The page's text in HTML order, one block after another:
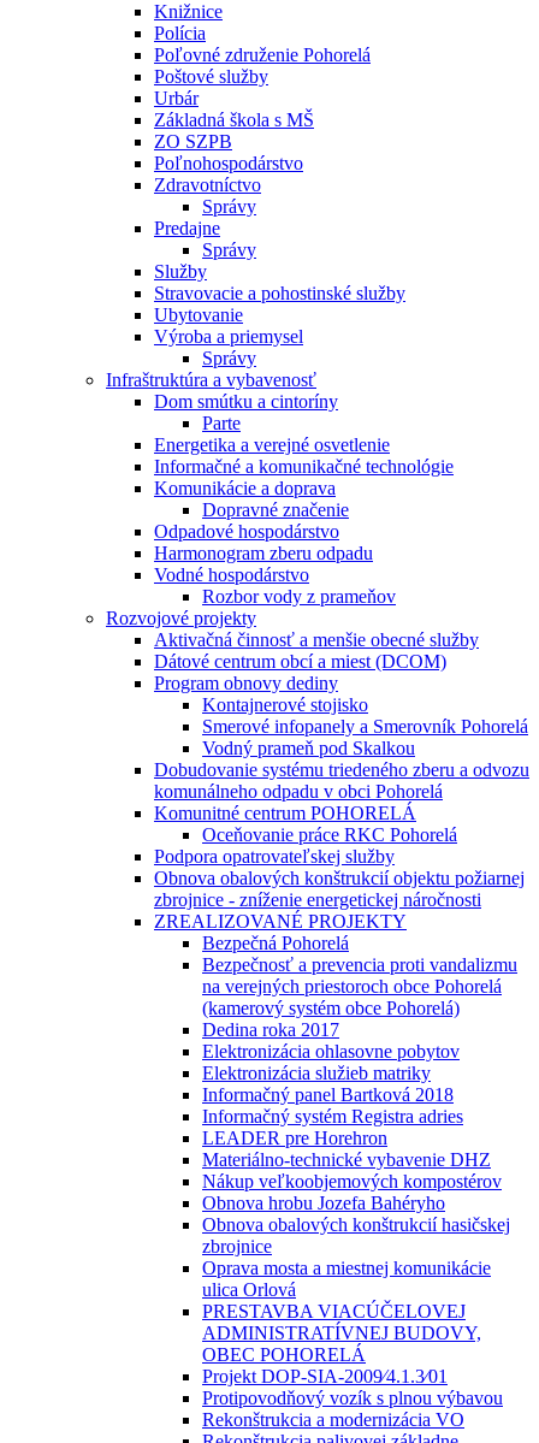
Knižnice
Polícia
Poľovné združenie Pohorelá
Poštové služby
Urbár
Základná škola s MŠ
ZO SZPB
Poľnohospodárstvo
Zdravotníctvo
Správy
Predajne
Správy
Služby
Stravovacie a pohostinské služby
Ubytovanie
Výroba a priemysel
Správy
Infraštruktúra a vybavenosť
Dom smútku a cintoríny
Parte
Energetika a verejné osvetlenie
Informačné a komunikačné technológie
Komunikácie a doprava
Dopravné značenie
Odpadové hospodárstvo
Harmonogram zberu odpadu
Vodné hospodárstvo
Rozbor vody z prameňov
Rozvojové projekty
Aktivačná činnosť a menšie obecné služby
Dátové centrum obcí a miest (DCOM)
Program obnovy dediny
Kontajnerové stojisko
Smerové infopanely a Smerovník Pohorelá
Vodný prameň pod Skalkou
Dobudovanie systému triedeného zberu a odvozu
komunálneho odpadu v obci Pohorelá
Komunitné centrum POHORELÁ
Oceňovanie práce RKC Pohorelá
Podpora opatrovateľskej služby
Obnova obalových konštrukcií objektu požiarnej
zbrojnice - zníženie energetickej náročnosti
ZREALIZOVANÉ PROJEKTY
Bezpečná Pohorelá
Bezpečnosť a prevencia proti vandalizmu
na verejných priestoroch obce Pohorelá
(kamerový systém obce Pohorelá)
Dedina roka 2017
Elektronizácia ohlasovne pobytov
Elektronizácia služieb matriky
Informačný panel Bartková 2018
Informačný systém Registra adries
LEADER pre Horehron
Materiálno-technické vybavenie DHZ
Nákup veľkoobjemových kompostérov
Obnova hrobu Jozefa Bahéryho
Obnova obalových konštrukcií hasičskej
zbrojnice
Oprava mosta a miestnej komunikácie
ulica Orlová
PRESTAVBA VIACÚČELOVEJ
ADMINISTRATÍVNEJ BUDOVY,
OBEC POHORELÁ
Projekt DOP-SIA-2009⁄4.1.3⁄01
Protipovodňový vozík s plnou výbavou
Rekonštrukcia a modernizácia VO